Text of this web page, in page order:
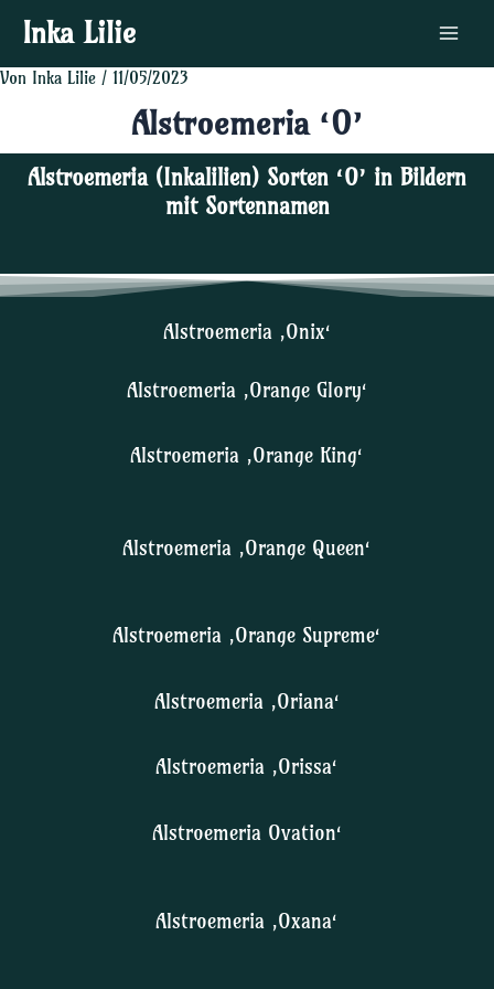
Inhalt
springen
Inka Lilie
Main
Menu
Alstroemeria ‘O’
Von Inka Lilie / 11/05/2023
Alstroemeria (Inkalilien) Sorten ‘O’ in Bildern
mit Sortennamen
Alstroemeria ‚Onix‘
Alstroemeria ‚Orange Glory‘
Alstroemeria ‚Orange King‘
Alstroemeria ‚Orange Queen‘
Alstroemeria ‚Orange Supreme‘
Alstroemeria ‚Oriana‘
Alstroemeria ‚Orissa‘
Alstroemeria Ovation‘
Alstroemeria ‚Oxana‘
navigation